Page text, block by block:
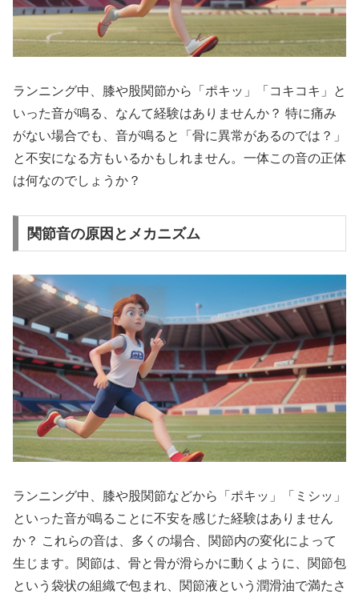
ランニング中、膝や股関節から「ポキッ」「コキコキ」と
いった音が鳴る
、なんて経験はありませんか？ 特に痛み
がない場合でも、音が鳴ると「骨に異常があるのでは？」
と不安になる方もいるかもしれません。一体この音の正体
は何なのでしょうか？
関節音の原因とメカニズム
ランニング中、 膝や股関節などから「ポキッ」「ミシッ」
といった音が鳴る ことに不安を感じた経験はありません
か？ これらの音は、多くの場合、関節内の変化によって
生じます。関節は、骨と骨が滑らかに動くように、 関節包
という袋状の組織で包まれ、 関節液という潤滑油で満たさ